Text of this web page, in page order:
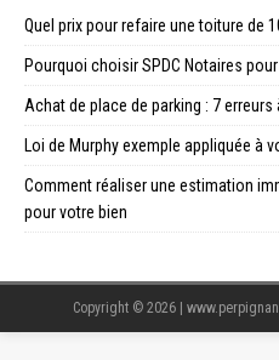
Quel prix pour refaire une toiture de
Pourquoi choisir SPDC Notaires
Achat de place de parking : 7 erreurs
Loi de Murphy exemple appliquée à
Comment réaliser une estimation
pour votre bien
Copyright © 2026 |